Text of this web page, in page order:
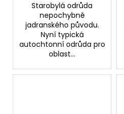
Starobylá odrůda
nepochybně
jadranského původu.
Nyní typická
autochtonní odrůda pro
oblast...